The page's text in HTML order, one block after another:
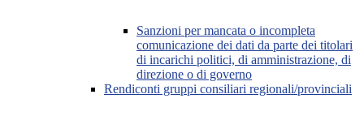
Sanzioni per mancata o incompleta
comunicazione dei dati da parte dei titolari
di incarichi politici, di amministrazione, di
direzione o di governo
Rendiconti gruppi consiliari regionali/provinciali